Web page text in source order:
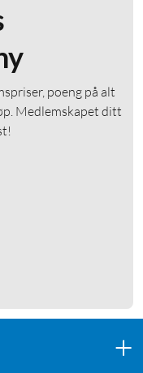
poeng på alt
Medlemskapet ditt